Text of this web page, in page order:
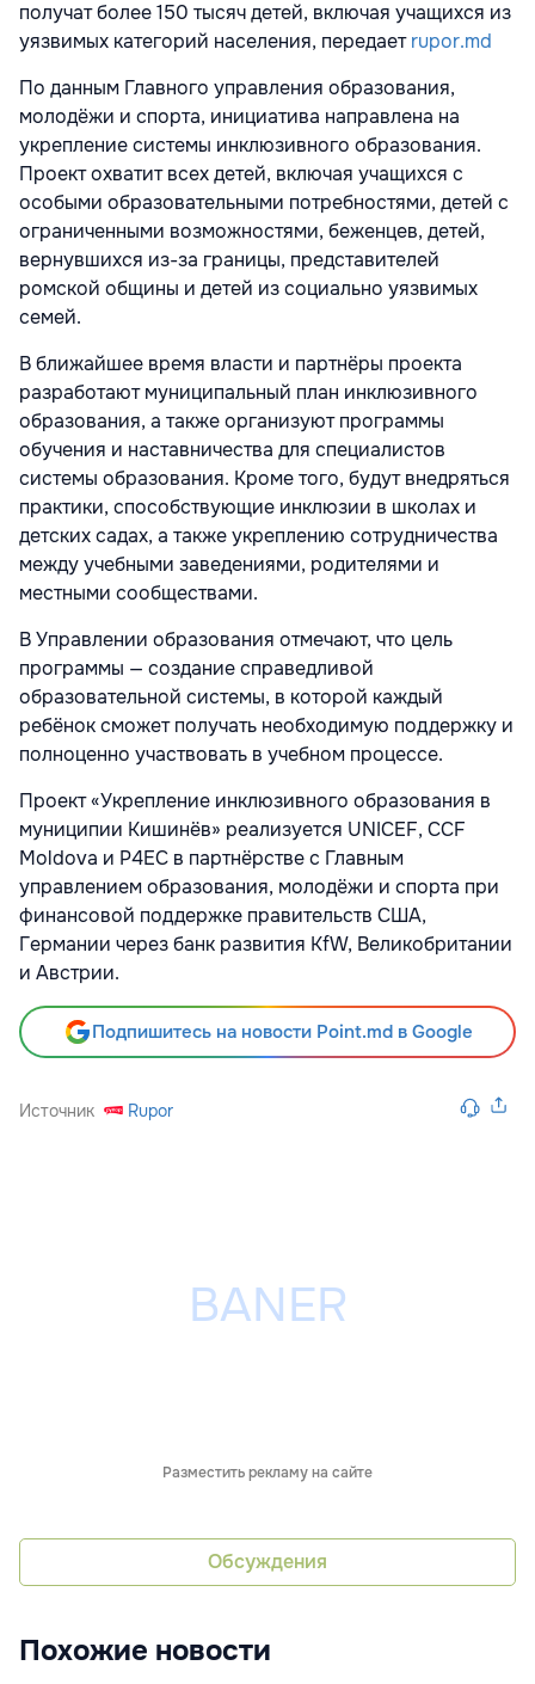
получат более 150 тысяч детей, включая учащихся из
уязвимых категорий населения, передаетrupor.md
По данным Главного управления образования,
молодёжи и спорта, инициатива направлена на
укрепление системы инклюзивного образования.
Проект охватит всех детей, включая учащихся с
особыми образовательными потребностями, детей с
ограниченными возможностями, беженцев, детей,
вернувшихся из-за границы, представителей
ромской общины и детей из социально уязвимых
семей.
В ближайшее время власти и партнёры проекта
разработают муниципальный план инклюзивного
образования, а также организуют программы
обучения и наставничества для специалистов
системы образования. Кроме того, будут внедряться
практики, способствующие инклюзии в школах и
детских садах, а также укреплению сотрудничества
между учебными заведениями, родителями и
местными сообществами.
В Управлении образования отмечают, что цель
программы — создание справедливой
образовательной системы, в которой каждый
ребёнок сможет получать необходимую поддержку и
полноценно участвовать в учебном процессе.
Проект «Укрепление инклюзивного образования в
муниципии Кишинёв» реализуется UNICEF, CCF
Moldova и P4EC в партнёрстве с Главным
управлением образования, молодёжи и спорта при
финансовой поддержке правительств США,
Германии через банк развития KfW, Великобритании
и Австрии.
Подпишитесь на новости Point.md в Google
Источник Rupor
Разместить рекламу на сайте
Обсуждения
Похожие новости